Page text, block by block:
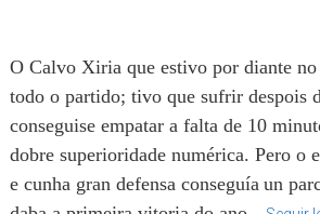
O Calvo Xiria que estivo por diante no
todo o partido; tivo que sufrir despois
conseguise empatar a falta de 10
dobre superioridade numérica. Pero o
e cunha gran defensa conseguía un